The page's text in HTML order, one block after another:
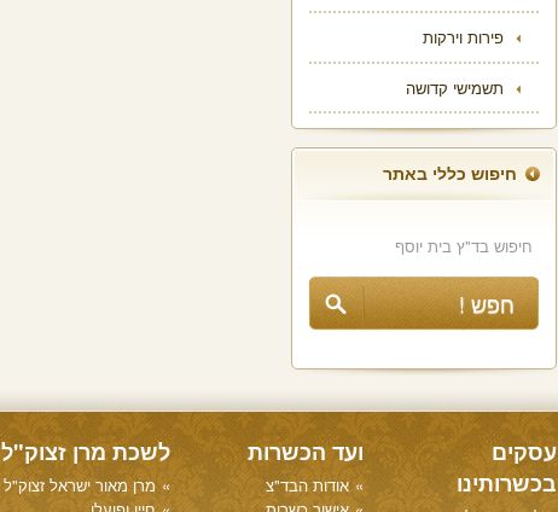
פירות וירקות
תשמישי קדושה
חיפוש כללי באתר
עסקים
בכשרותינו
ועד הכשרות
אודות הבד"צ
לשכת מרן זצוק"ל
מרן מאור ישראל זצוק"ל